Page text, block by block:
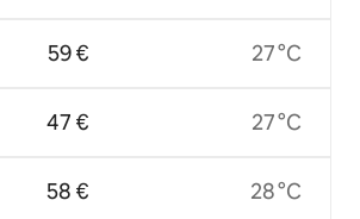
59 €
47 €
58 €
27 °C
27 °C
28 °C